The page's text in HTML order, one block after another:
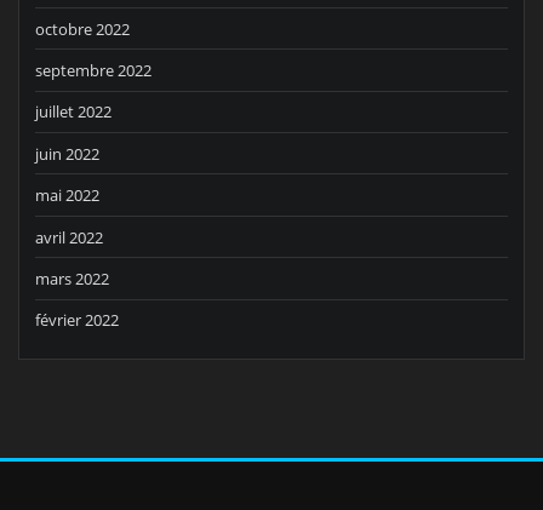
octobre 2022
septembre 2022
juillet 2022
juin 2022
mai 2022
avril 2022
mars 2022
février 2022